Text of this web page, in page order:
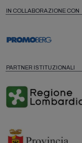
IN COLLABORAZIONE CON
PARTNER ISTITUZIONALI